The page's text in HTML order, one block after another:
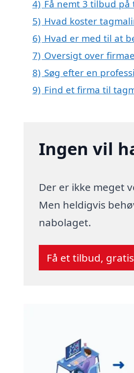
4) Få nemt 3 tilbud
5) Hvad koster
6) Hvad er med til at
7) Oversigt over
8) Søg efter en
9) Find et firma til
Ingen vil
Der er ikke meget
Men heldigvis
nabolaget.
Få et tilbud,